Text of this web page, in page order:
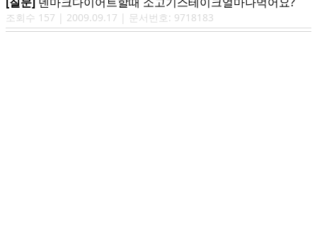
조회수 157 | 2009.09.17 | 문서번호: 9718183